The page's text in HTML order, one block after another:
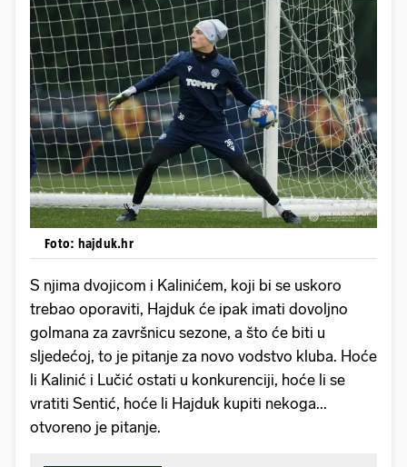
Foto: hajduk.hr
S njima dvojicom i Kalinićem, koji bi se uskoro
trebao oporaviti, Hajduk će ipak imati dovoljno
golmana za završnicu sezone, a što će biti u
sljedećoj, to je pitanje za novo vodstvo kluba. Hoće
li Kalinić i Lučić ostati u konkurenciji, hoće li se
vratiti Sentić, hoće li Hajduk kupiti nekoga...
otvoreno je pitanje.